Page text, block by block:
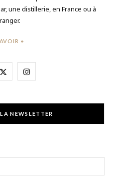
une distillerie, en France ou à
+
X
w
I
t
NEWSLETTER